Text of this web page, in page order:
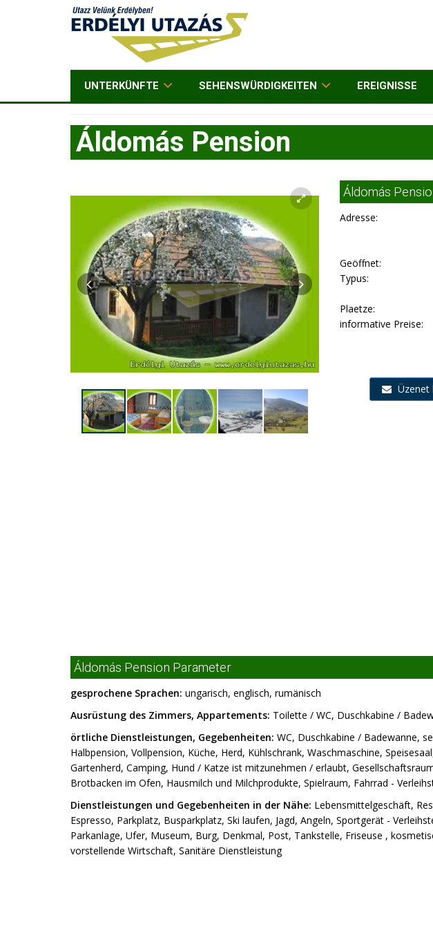
UNTERKÜNFTE SEHENSWÜRDIGKEITEN EREIGNISSE
Áldomás Pension
Áldomás
Adresse:
Geöffnet:
Typus:
Plaetze:
informative Preise:
Üzenet
Áldomás Pension Parameter
gesprochene Sprachen: ungarisch, englisch, rumänisch
Ausrüstung des Zimmers, Appartements: Toilette / WC, Duschkabine /
örtliche Dienstleistungen, Gegebenheiten: WC, Duschkabine / Badewanne,
Halbpension, Vollpension, Küche, Herd, Kühlschrank, Waschmaschine,
Gartenherd, Camping, Hund / Katze ist mitzunehmen / erlaubt,
Brotbacken im Ofen, Hausmilch und Milchprodukte, Spielraum, Fahrrad -
Dienstleistungen und Gegebenheiten in der Nähe: Lebensmittelgeschäft,
Espresso, Parkplatz, Busparkplatz, Ski laufen, Jagd, Angeln, Sportgerät -
Parkanlage, Ufer, Museum, Burg, Denkmal, Post, Tankstelle, Friseuse ,
vorstellende Wirtschaft, Sanitäre Dienstleistung